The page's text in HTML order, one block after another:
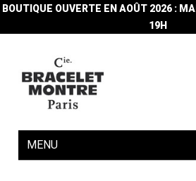
BOUTIQUE OUVERTE EN AOÛT 2026 :
19H
MENU